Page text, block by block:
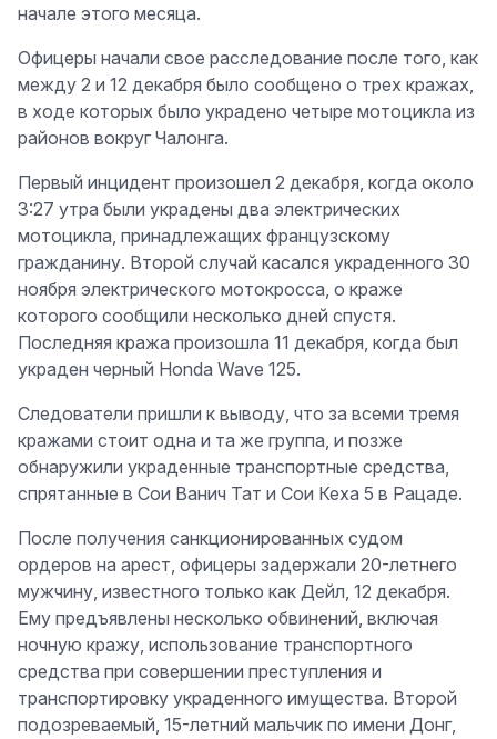
начале этого месяца.
Офицеры начали свое расследование после того, как
между 2 и 12 декабря было сообщено о трех кражах,
в ходе которых было украдено четыре мотоцикла из
районов вокруг Чалонга.
Первый инцидент произошел 2 декабря, когда около
3:27 утра были украдены два электрических
мотоцикла, принадлежащих французскому
гражданину. Второй случай касался украденного 30
ноября электрического мотокросса, о краже
которого сообщили несколько дней спустя.
Последняя кража произошла 11 декабря, когда был
украден черный Honda Wave 125.
Следователи пришли к выводу, что за всеми тремя
кражами стоит одна и та же группа, и позже
обнаружили украденные транспортные средства,
спрятанные в Сои Ванич Тат и Сои Кеха 5 в Рацаде.
После получения санкционированных судом
ордеров на арест, офицеры задержали 20-летнего
мужчину, известного только как Дейл, 12 декабря.
Ему предъявлены несколько обвинений, включая
ночную кражу, использование транспортного
средства при совершении преступления и
транспортировку украденного имущества. Второй
подозреваемый, 15-летний мальчик по имени Донг,